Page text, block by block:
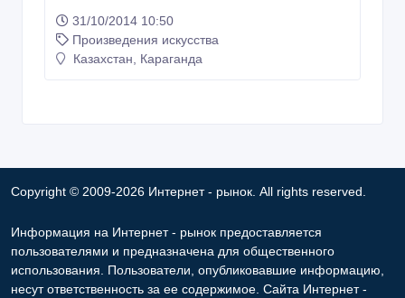
31/10/2014 10:50
Произведения искусства
Казахстан, Караганда
Copyright © 2009-2026 Интернет - рынок. All rights reserved.
Информация на Интернет - рынок предоставляется
пользователями и предназначена для общественного
использования. Пользователи, опубликовавшие информацию,
несут ответственность за ее содержимое. Сайта Интернет -